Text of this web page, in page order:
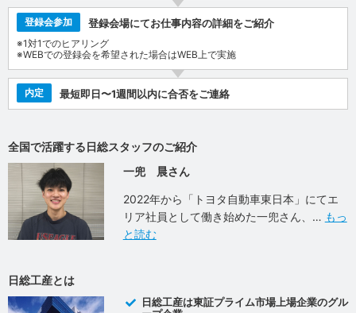
登録会参加 登録会場にてお仕事内容の詳細をご紹介
※1対1でのヒアリング
※WEBでの登録会を希望された場合はWEB上で実施
内定 最短即日〜1週間以内に合否をご連絡
全国で活躍する日総スタッフのご紹介
一兜 晨さん
2022年から「トヨタ自動車東日本」にてエ
リア社員として働き始めた一兜さん、
もっ
と読む
日総工産とは
日総工産は東証プライム市場上場企業のグル